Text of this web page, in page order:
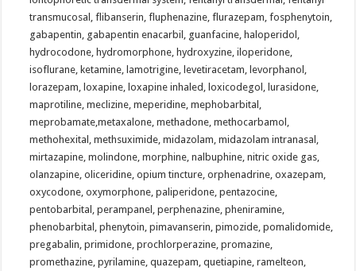
transmucosal, flibanserin, fluphenazine, flurazepam, fosphenytoin,
gabapentin, gabapentin enacarbil, guanfacine, haloperidol,
hydrocodone, hydromorphone, hydroxyzine, iloperidone,
isoflurane, ketamine, lamotrigine, levetiracetam, levorphanol,
lorazepam, loxapine, loxapine inhaled, loxicodegol, lurasidone,
maprotiline, meclizine, meperidine, mephobarbital,
meprobamate,metaxalone, methadone, methocarbamol,
methohexital, methsuximide, midazolam, midazolam intranasal,
mirtazapine, molindone, morphine, nalbuphine, nitric oxide gas,
olanzapine, oliceridine, opium tincture, orphenadrine, oxazepam,
oxycodone, oxymorphone, paliperidone, pentazocine,
pentobarbital, perampanel, perphenazine, pheniramine,
phenobarbital, phenytoin, pimavanserin, pimozide, pomalidomide,
pregabalin, primidone, prochlorperazine, promazine,
promethazine, pyrilamine, quazepam, quetiapine, ramelteon,